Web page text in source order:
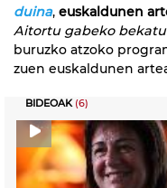
duina, euskaldunen
Aitortu gabeko
buruzko atzoko
zuen euskaldunen
BIDEOAK(6)